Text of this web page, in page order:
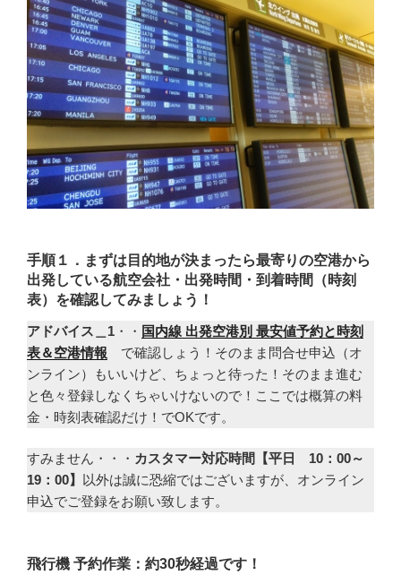
手順１．まずは目的地が決まったら最寄りの空港から
出発している航空会社・出発時間・到着時間（時刻
表）を確認してみましょう！
アドバイス＿1 ・・ 国内線 出発空港別 最安値予約と時刻
表＆空港情報 で確認しょう！そのまま問合せ申込（オ
ンライン）もいいけど、ちょっと待った！そのまま進む
と色々登録しなくちゃいけないので！ここでは概算の料
金・時刻表確認だけ！でOKです。
すみません・・・ カスタマー対応時間【平日 10：00～
19：00】
以外は誠に恐縮ではございますが、オンライン
申込でご登録をお願い致します。
飛行機 予約作業：約30秒経過です！